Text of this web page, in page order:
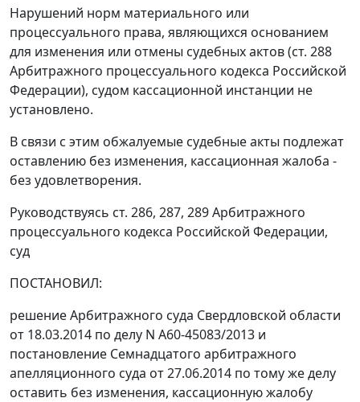
Нарушений норм материального или
процессуального права, являющихся основанием
для изменения или отмены судебных актов (ст. 288
Арбитражного процессуального кодекса Российской
Федерации), судом кассационной инстанции не
установлено.
В связи с этим обжалуемые судебные акты подлежат
оставлению без изменения, кассационная жалоба -
без удовлетворения.
Руководствуясь ст. 286, 287, 289 Арбитражного
процессуального кодекса Российской Федерации,
суд
ПОСТАНОВИЛ:
решение Арбитражного суда Свердловской области
от 18.03.2014 по делу N А60-45083/2013 и
постановление Семнадцатого арбитражного
апелляционного суда от 27.06.2014 по тому же делу
оставить без изменения, кассационную жалобу